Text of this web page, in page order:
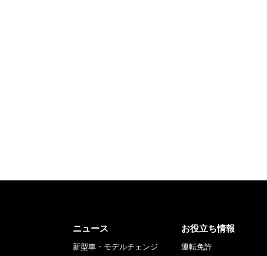
ニュース
新型車・モデルチェンジ
お役立ち情報
運転免許